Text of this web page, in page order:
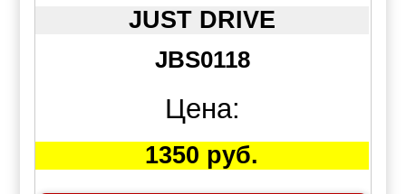
JUST DRIVE
JBS0118
Цена:
1350 руб.